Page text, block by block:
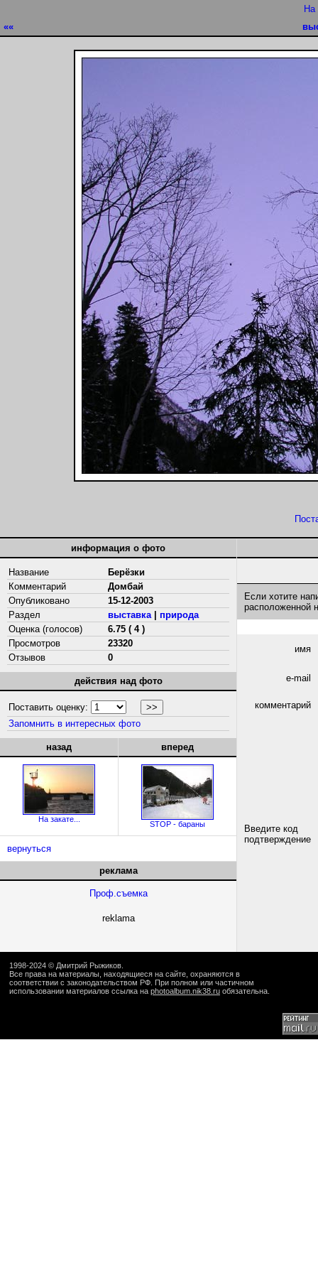
На
««
информация о фото
Название
Берёзки
Комментарий
Домбай
Опубликовано
15-12-2003
Раздел
выставка| природа
Оценка (голосов)
6.75 ( 4 )
Просмотров
23320
Отзывов
0
действия над фото
Поставить оценку:
Запомнить в интересных фото
назад
На закате...
вперед
STOP - бараны
вернуться
реклама
Проф.съемка
reklama
Если хотите
расположенной
имя
e-mail
комментарий
Введите код
подтверждение
1998-2024 © Дмитрий Рыжиков
Все права на материалы, находящиеся на сайте, охраняются в
соответствии с законодательством РФ. При полном или частичном
использовании материалов ссылка на photoalbum.nik38.ru обязательна.